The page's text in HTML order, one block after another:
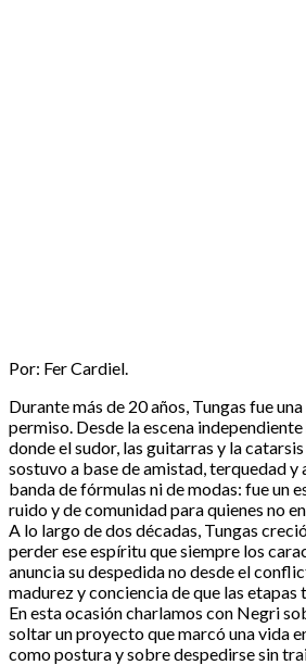
Por: Fer Cardiel.
Durante más de 20 años, Tungas fue
permiso. Desde la escena
donde el sudor, las guitarras y la
sostuvo a base de amistad, terquedad y
banda de fórmulas ni de modas: fue un
ruido y de comunidad para quienes no
A lo largo de dos décadas, Tungas
perder ese espíritu que siempre los
anuncia su despedida no desde el
madurez y conciencia de que las etapas
En esta ocasión charlamos con Negri
soltar un proyecto que marcó una vida
como postura y sobre despedirse sin